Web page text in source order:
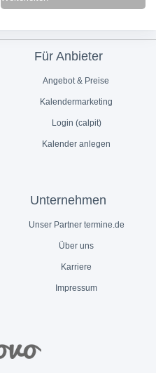
Für Anbieter
Angebot & Preise
Kalendermarketing
Login (calpit)
Kalender anlegen
Unternehmen
Unser Partner termine.de
Über uns
Karriere
Impressum